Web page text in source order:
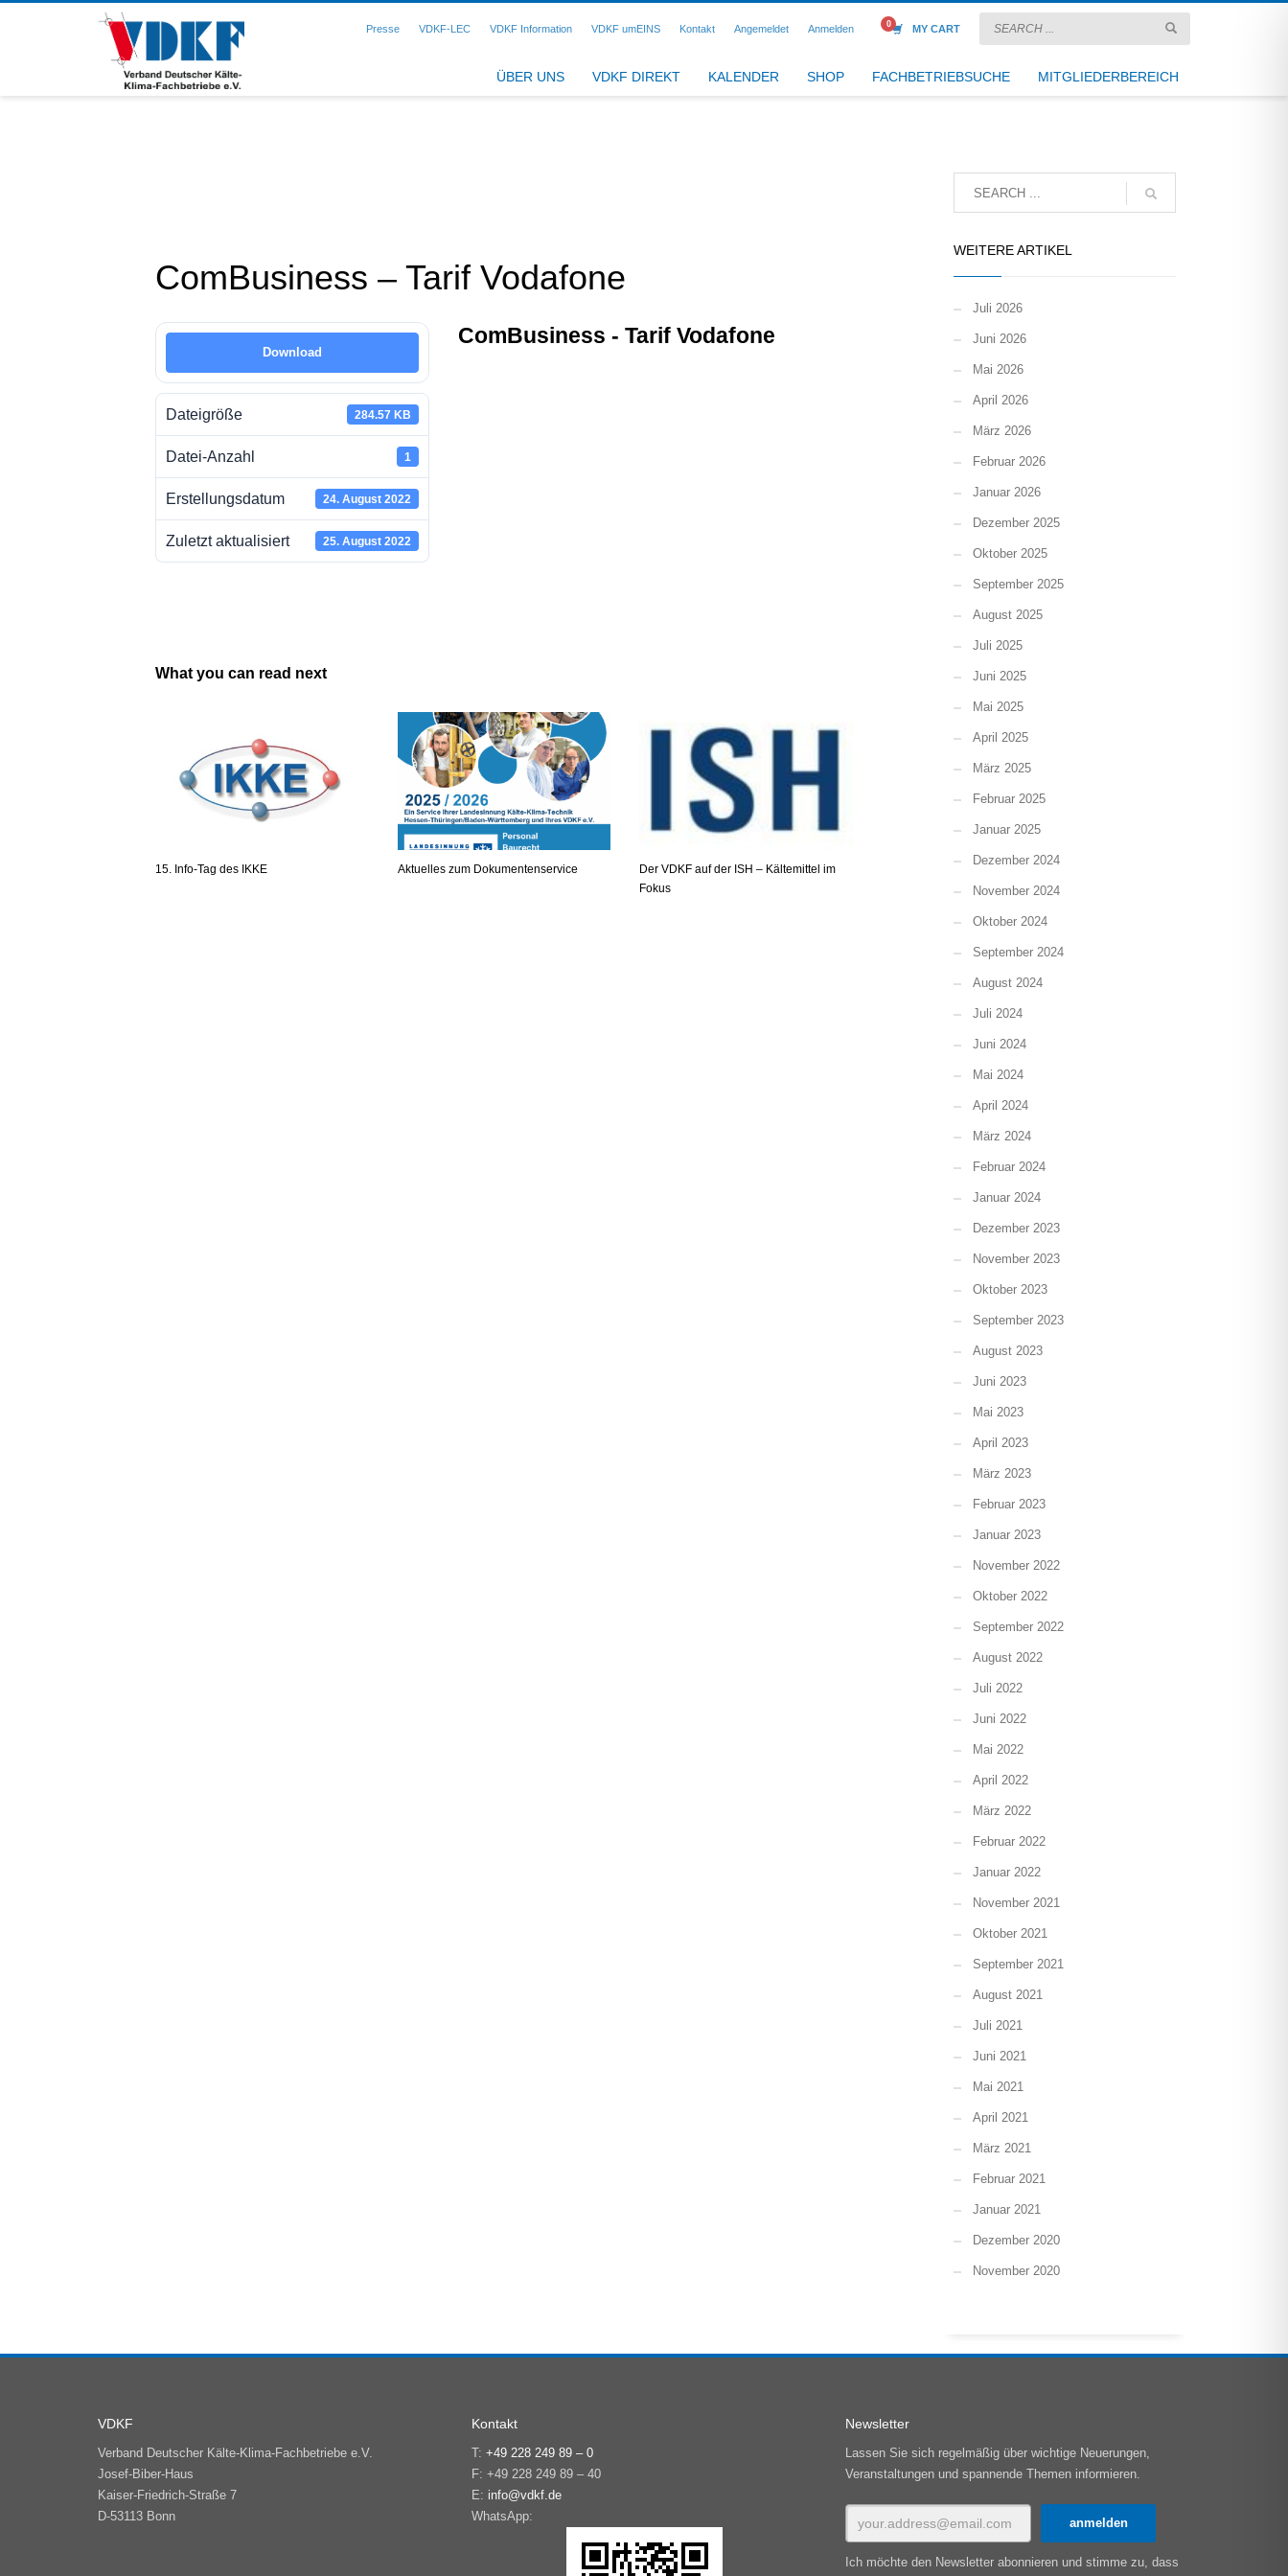
Presse VDKF-LEC VDKF Information VDKF umEINS Kontakt Angemeldet Anmelden MY CART
ÜBER UNS VDKF DIREKT KALENDER SHOP FACHBETRIEBSUCHE MITGLIEDERBEREICH
ComBusiness – Tarif Vodafone
Download
Dateigröße 284.57 KB
Datei-Anzahl 1
Erstellungsdatum 24. August 2022
Zuletzt aktualisiert 25. August 2022
ComBusiness - Tarif Vodafone
What you can read next
15. Info-Tag des IKKE Aktuelles zum Dokumentenservice
Der VDKF auf der ISH – Kältemittel im
Fokus
WEITERE ARTIKEL
Juli 2026
Juni 2026
Mai 2026
April 2026
März 2026
Februar 2026
Januar 2026
Dezember 2025
Oktober 2025
September 2025
August 2025
Juli 2025
Juni 2025
Mai 2025
April 2025
März 2025
Februar 2025
Januar 2025
Dezember 2024
November 2024
Oktober 2024
September 2024
August 2024
Juli 2024
Juni 2024
Mai 2024
April 2024
März 2024
Februar 2024
Januar 2024
Dezember 2023
November 2023
Oktober 2023
September 2023
August 2023
Juni 2023
Mai 2023
April 2023
März 2023
Februar 2023
Januar 2023
November 2022
Oktober 2022
September 2022
August 2022
Juli 2022
Juni 2022
Mai 2022
April 2022
März 2022
Februar 2022
Januar 2022
November 2021
Oktober 2021
September 2021
August 2021
Juli 2021
Juni 2021
Mai 2021
April 2021
März 2021
Februar 2021
Januar 2021
Dezember 2020
November 2020
VDKF
Verband Deutscher Kälte-Klima-Fachbetriebe e.V.
Josef-Biber-Haus
Kaiser-Friedrich-Straße 7
D-53113 Bonn
Kontakt
T: +49 228 249 89 – 0
F: +49 228 249 89 – 40
E: info@vdkf.de
WhatsApp:
Newsletter
Lassen Sie sich regelmäßig über wichtige Neuerungen,
Veranstaltungen und spannende Themen informieren.
Ich möchte den Newsletter abonnieren und stimme zu, dass